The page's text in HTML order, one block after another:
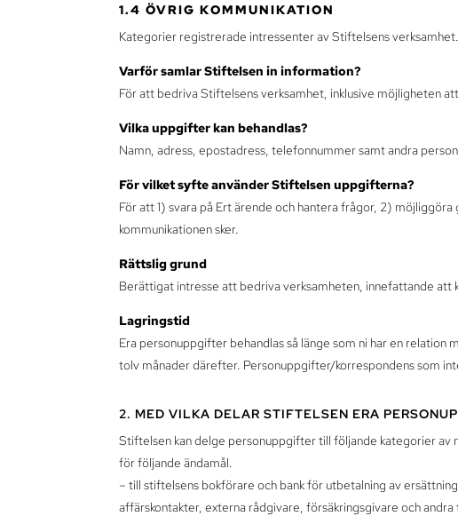
1.4 ÖVRIG KOMMUNIKATION
Kategorier registrerade intressenter av Stiftelsens verksamhet.
Varför samlar Stiftelsen in information?
För att bedriva Stiftelsens verksamhet, inklusive möjligheten
Vilka uppgifter kan behandlas?
Namn, adress, epostadress, telefonnummer samt andra
För vilket syfte använder Stiftelsen uppgifterna?
För att 1) svara på Ert ärende och hantera frågor, 2)
kommunikationen sker.
Rättslig grund
Berättigat intresse att bedriva verksamheten, innefattande att
Lagringstid
Era personuppgifter behandlas så länge som ni har en
tolv månader därefter. Personuppgifter/korrespondens som
2. MED VILKA DELAR STIFTELSEN ERA
Stiftelsen kan delge personuppgifter till följande kategorier av
för följande ändamål.
– till stiftelsens bokförare och bank för utbetalning av
affärskontakter, externa rådgivare, försäkringsgivare och